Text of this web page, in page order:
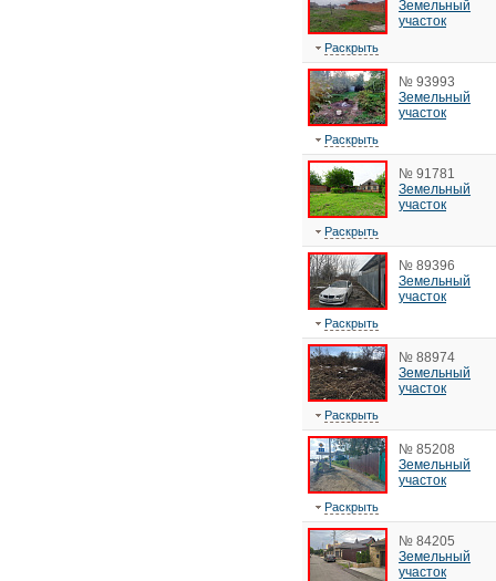
Земельный
участок
Раскрыть
№ 93993
Земельный
участок
Раскрыть
№ 91781
Земельный
участок
Раскрыть
№ 89396
Земельный
участок
Раскрыть
№ 88974
Земельный
участок
Раскрыть
№ 85208
Земельный
участок
Раскрыть
№ 84205
Земельный
участок